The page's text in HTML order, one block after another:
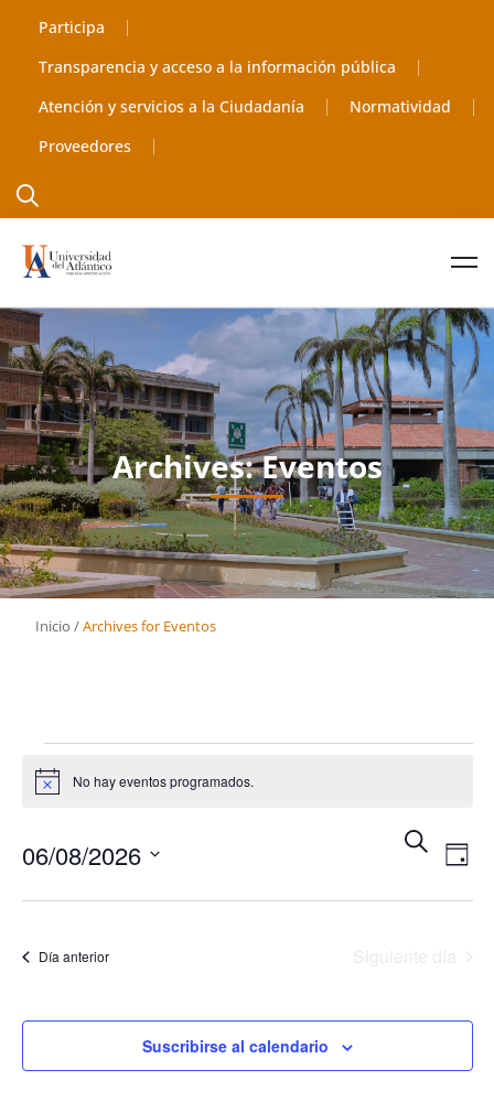
Participa
Transparencia y acceso a la información pública
Atención y servicios a la Ciudadanía
Normatividad
Proveedores
Archives: Eventos
Inicio /Archives for Eventos
Aviso No hay eventos programados.
de
Buscar
de
Día
06/08/2026
Selecciona
fecha.
Día anterior
Suscribirse al calendario